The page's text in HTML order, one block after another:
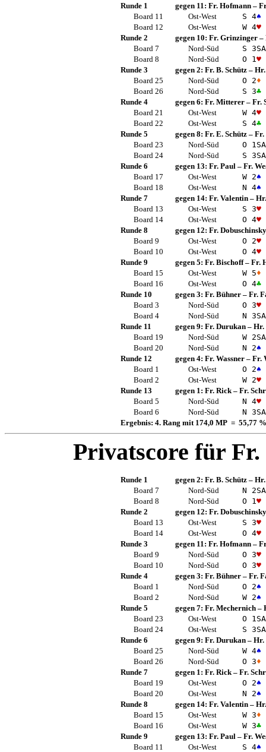
Runde 1 gegen 11: Fr. Hofmann–
Board 11
Ost-West S 4♠
Board 12
Ost-West W 4♥
Runde 2
gegen 10: Fr. Grinzinger–
Board 7
Nord-Süd S 3SA
Board 8
Nord-Süd O 1♥
Runde 3
gegen 2: Fr. B. Schütz–
Board 25
Nord-Süd O 2♦
Board 26
Nord-Süd S 3♣
Runde 4
gegen 6: Fr. Mitterer– Fr.
Board 21
Ost-West W 4♥
Board 22
Ost-West S 4♣
Runde 5
gegen 8: Fr. E. Schütz– Fr.
Board 23
Nord-Süd O 1SA
Board 24
Nord-Süd S 3SA
Runde 6
gegen 13: Fr. Paul– Fr.
Board 17
Ost-West W 2♠
Board 18
Ost-West N 4♠
Runde 7
gegen 14: Fr. Valentin–
Board 13
Ost-West S 3♥
Board 14
Ost-West O 4♥
Runde 8
gegen 12: Fr. Dobuschinsky
Board 9
Ost-West O 2♥
Board 10
Ost-West O 4♥
Runde 9
gegen 5: Fr. Bischoff– Fr.
Board 15
Ost-West W 5♦
Board 16
Ost-West O 4♣
Runde 10
gegen 3: Fr. Bühner– Fr.
Board 3
Nord-Süd O 3♥
Board 4
Nord-Süd N 3SA
Runde 11
gegen 9: Fr. Durukan– Hr.
Board 19
Nord-Süd W 2SA
Board 20
Nord-Süd N 2♠
Runde 12
gegen 4: Fr. Wassner– Fr.
Board 1
Ost-West O 2♠
Board 2
Ost-West W 2♥
Runde 13
gegen 1: Fr. Rick– Fr.
Board 5
Nord-Süd N 4♥
Board 6
Nord-Süd N 3SA
Ergebnis: 4. Rang mit 174,0 MP = 55,77 %
Privatscore für Fr.
Runde 1 gegen 2: Fr. B. Schütz–
Board 7
Nord-Süd N 2SA
Board 8
Nord-Süd O 1 ♥
Runde 2
gegen 12: Fr. Dobuschinsky
Board 13
Ost-West S 3♥
Board 14
Ost-West O 4♥
Runde 3
gegen 11: Fr. Hofmann–
Board 9
Nord-Süd O 3♥
Board 10
Nord-Süd O 3♥
Runde 4
gegen 3: Fr. Bühner– Fr.
Board 1
Nord-Süd O 2♠
Board 2
Nord-Süd W 2♠
Runde 5
gegen 7: Fr. Mechernich–
Board 23
Ost-West O 1 SA
Board 24
Ost-West S 3SA
Runde 6
gegen 9: Fr. Durukan– Hr.
Board 25
Nord-Süd W 4♠
Board 26
Nord-Süd O 3♦
Runde 7
gegen 1: Fr. Rick– Fr.
Board 19
Ost-West O 2♠
Board 20
Ost-West N 2♠
Runde 8
gegen 14: Fr. Valentin–
Board 15
Ost-West W 3♦
Board 16
Ost-West W 3♣
Runde 9
gegen 13: Fr. Paul – Fr.
Board 11
Ost-West S 4♠